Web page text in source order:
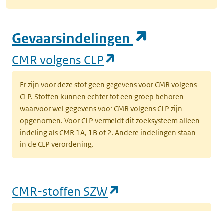
Gevaarsindelingen
CMR volgens CLP
Er zijn voor deze stof geen gegevens voor CMR volgens
CLP. Stoffen kunnen echter tot een groep behoren
waarvoor wel gegevens voor CMR volgens CLP zijn
opgenomen. Voor CLP vermeldt dit zoeksysteem alleen
indeling als CMR 1A, 1B of 2. Andere indelingen staan
in de CLP verordening.
CMR-stoffen SZW